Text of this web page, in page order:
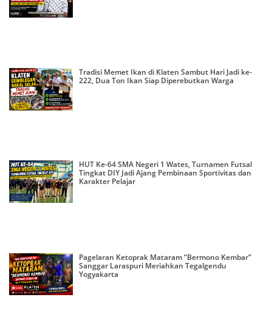
Tradisi Memet Ikan di Klaten Sambut Hari Jadi ke-
222, Dua Ton Ikan Siap Diperebutkan Warga
HUT Ke-64 SMA Negeri 1 Wates, Turnamen Futsal
Tingkat DIY Jadi Ajang Pembinaan Sportivitas dan
Karakter Pelajar
Pagelaran Ketoprak Mataram “Bermono Kembar”
Sanggar Laraspuri Meriahkan Tegalgendu
Yogyakarta